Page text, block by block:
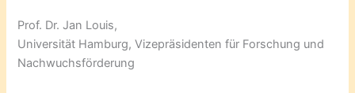
Prof. Dr. Jan Louis,
Universität Hamburg, Vizepräsidenten für Forschung und
Nachwuchsförderung